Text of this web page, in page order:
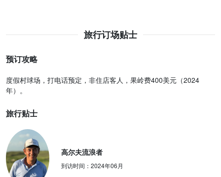
旅行订场贴士
预订攻略
度假村球场，打电话预定，非住店客人，果岭费400美元（2024
年）。
旅行贴士
高尔夫流浪者
到访时间： 2024年06月